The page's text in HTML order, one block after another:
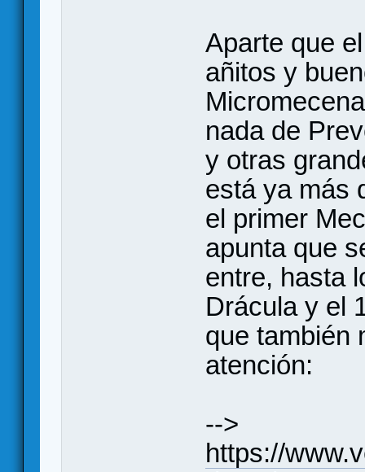
Aparte que
añitos y
nada de
y otras
está ya más
el primer
apunta que
entre, hasta
Drácula y el
que también
atención:
-->
https://